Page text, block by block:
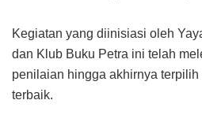
Kegiatan yang diinisiasi oleh
dan Klub Buku Petra ini telah
penilaian hingga akhirnya
terbaik.